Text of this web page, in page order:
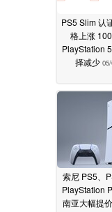
PS5 Slim 认
格上涨 100
PlayStation
择减少
索尼 PS5、
PlayStation
南亚大幅提价